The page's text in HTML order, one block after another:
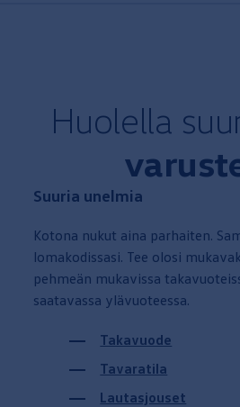
Huolella
Suuria unelmia
Kotona nukut aina parhaiten.
lomakodissasi. Tee olosi
pehmeän mukavissa
saatavassa ylävuoteessa.
Takavuode
Tavaratila
Lautasjouset